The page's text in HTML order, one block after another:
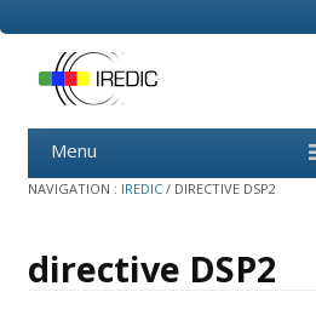
Menu
content
NAVIGATION : IREDIC / DIRECTIVE DSP2
directive DSP2